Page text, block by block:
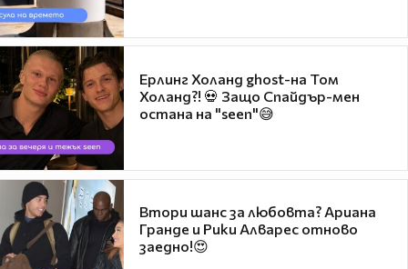
Ерлинг Холанд ghost-на Том
Холанд?! 💀 Защо Спайдър-мен
остана на "seen"😅
Втори шанс за любовта? Ариана
Гранде и Рики Алварес отново
заедно!😍